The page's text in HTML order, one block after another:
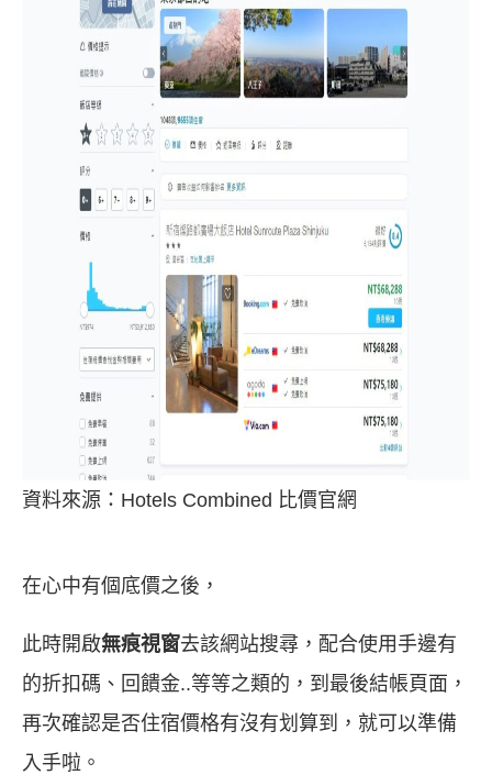
資料來源： Hotels Combined 比價官網
在心中有個底價之後，
此時開啟無痕視窗去該網站搜尋，配合使用手邊有
的折扣碼、回饋金..等等之類的，到最後結帳頁面，
再次確認是否住宿價格有沒有划算到，就可以準備
入手啦。